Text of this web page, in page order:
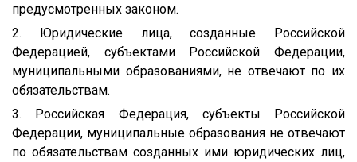
предусмотренных законом.
2. Юридические лица, созданные Российской
Федерацией, субъектами Российской Федерации,
муниципальными образованиями, не отвечают по их
обязательствам.
3. Российская Федерация, субъекты Российской
Федерации, муниципальные образования не отвечают
по обязательствам созданных ими юридических лиц,